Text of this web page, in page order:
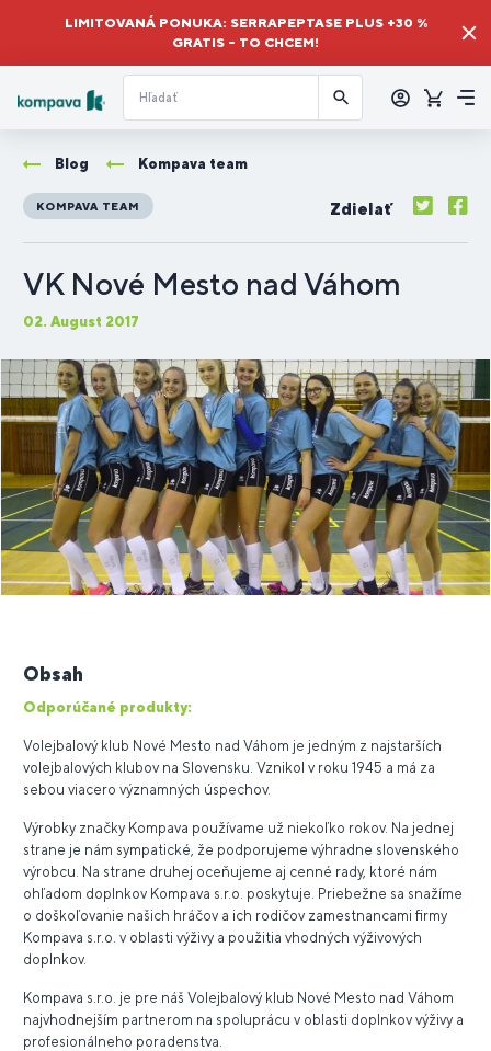
LIMITOVANÁ PONUKA: SERRAPEPTASE PLUS +30 %
GRATIS – TO CHCEM!
sa
Košík
Blog Kompava team
KOMPAVA TEAM Zdielať
VK Nové Mesto nad Váhom
02. August 2017
Obsah
Odporúčané produkty:
Volejbalový klub Nové Mesto nad Váhom je jedným z najstarších
volejbalových klubov na Slovensku. Vznikol v roku 1945 a má za
sebou viacero významných úspechov.
Výrobky značky Kompava používame už niekoľko rokov. Na jednej
strane je nám sympatické, že podporujeme výhradne slovenského
výrobcu. Na strane druhej oceňujeme aj cenné rady, ktoré nám
ohľadom doplnkov Kompava s.r.o. poskytuje. Priebežne sa snažíme
o doškoľovanie našich hráčov a ich rodičov zamestnancami firmy
Kompava s.r.o. v oblasti výživy a použitia vhodných výživových
doplnkov.
Kompava s.r.o. je pre náš Volejbalový klub Nové Mesto nad Váhom
najvhodnejším partnerom na spoluprácu v oblasti doplnkov výživy a
profesionálneho poradenstva.